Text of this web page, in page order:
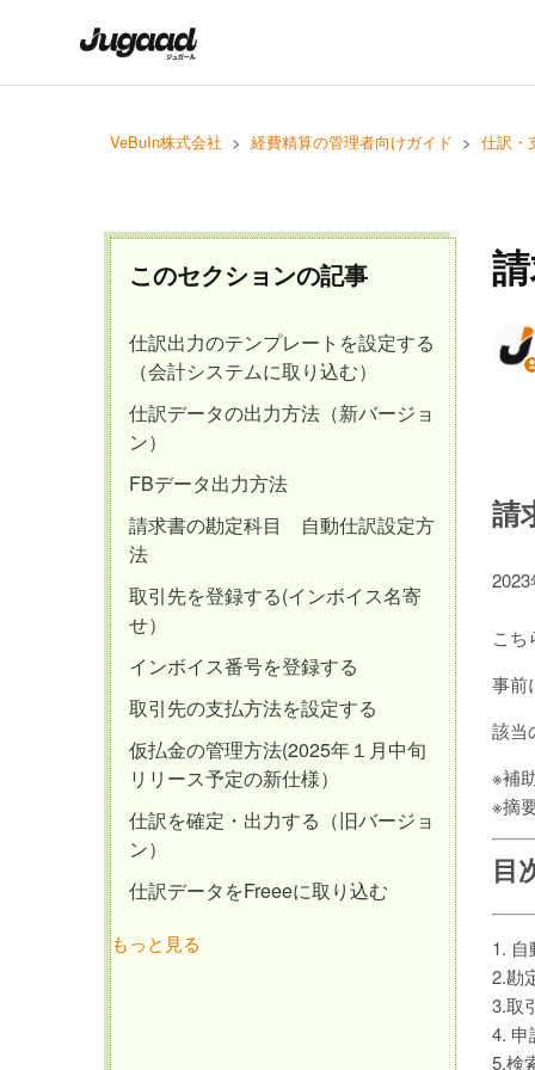
VeBuIn株式会社 経費精算の管理者向けガイド 仕訳・
このセクションの記事
仕訳出力のテンプレートを設定する
（会計システムに取り込む）
仕訳データの出力方法（新バージョ
ン）
FBデータ出力方法
請求書の勘定科目 自動仕訳設定方
法
取引先を登録する(インボイス名寄
せ）
インボイス番号を登録する
取引先の支払方法を設定する
仮払金の管理方法(2025年１月中旬
リリース予定の新仕様）
仕訳を確定・出力する（旧バージョ
ン）
仕訳データをFreeeに取り込む
もっと見る
請
こち
事前
該当
※補
※摘
目
1.
2.勘
3.取
4. 申
5.検